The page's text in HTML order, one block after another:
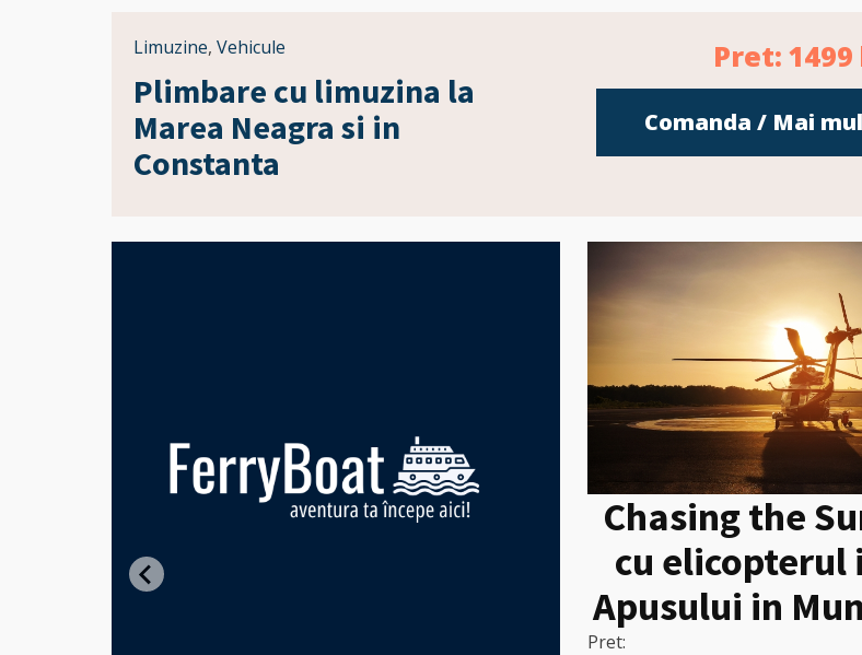
Limuzine, Vehicule
Plimbare cu limuzina la
Marea Neagra si in
Constanta
Pret: 1499
Comanda / Mai
Chasing the
cu
Apusului in
Pret: